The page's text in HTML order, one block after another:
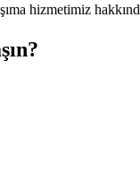
hizmetimiz